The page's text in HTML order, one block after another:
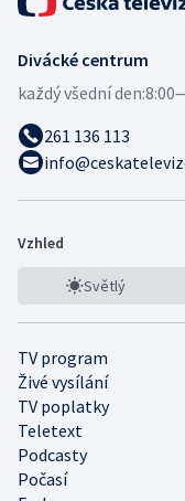
Divácké centrum
každý všední den:
261 136 113
Vzhled
Světlý
TV program
Živé vysílání
TV poplatky
Teletext
Podcasty
Počasí